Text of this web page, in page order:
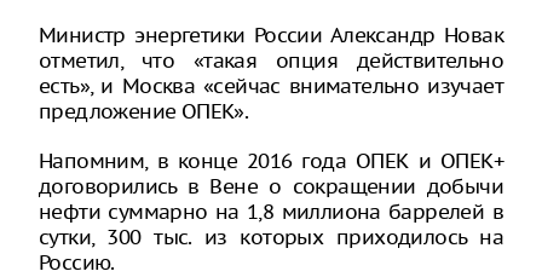
Министр энергетики России Александр Новак
отметил, что «такая опция действительно
есть», и Москва «сейчас внимательно изучает
предложение ОПЕК».
Напомним, в конце 2016 года ОПЕК и ОПЕК+
договорились в Вене о сокращении добычи
нефти суммарно на 1,8 миллиона баррелей в
сутки, 300 тыс. из которых приходилось на
Россию.